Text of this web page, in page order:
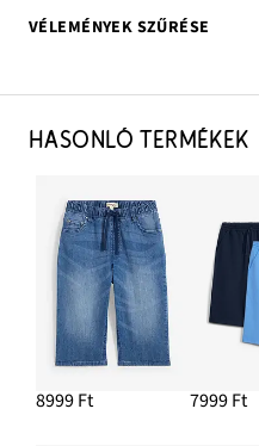
VÉLEMÉNYEK SZŰRÉSE
HASONLÓ TERMÉKEK
8999 Ft 7999 Ft